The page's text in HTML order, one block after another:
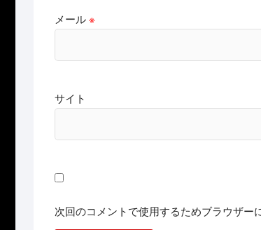
メール ※
サイト
次回のコメントで使用するためブラウザー